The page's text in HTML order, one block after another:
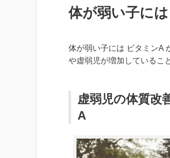
体が弱い子に
体が弱い子には ビタミンA
や虚弱児が増加しているこ
虚弱児の体質改
A